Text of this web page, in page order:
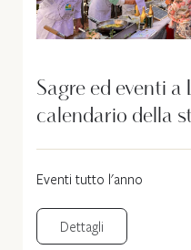
Sagre ed eventi a
calendario della
Eventi tutto l'anno
Dettagli